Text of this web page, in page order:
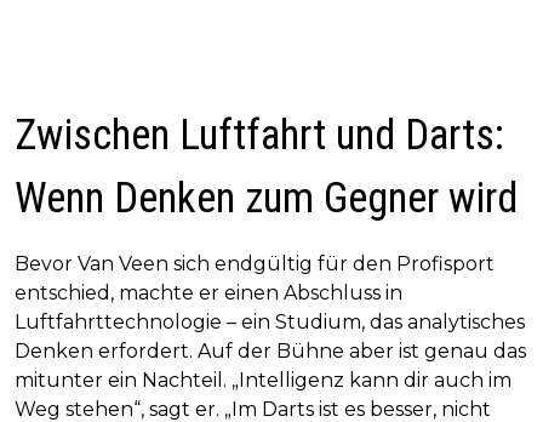
Zwischen Luftfahrt und Darts:
Wenn Denken zum Gegner wird
Bevor Van Veen sich endgültig für den Profisport
entschied, machte er einen Abschluss in
Luftfahrttechnologie – ein Studium, das analytisches
Denken erfordert. Auf der Bühne aber ist genau das
mitunter ein Nachteil. „Intelligenz kann dir auch im
Weg stehen“, sagt er. „Im Darts ist es besser, nicht